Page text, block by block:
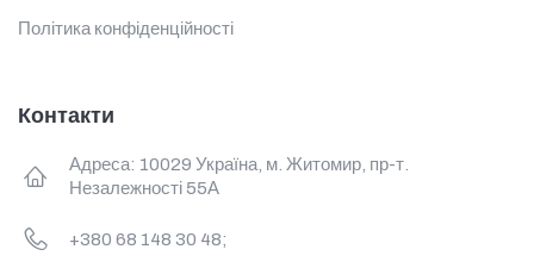
Політика конфіденційності
Контакти
Адреса: 10029 Україна, м. Житомир, пр-т.
Незалежності 55А
+380 68 148 30 48;